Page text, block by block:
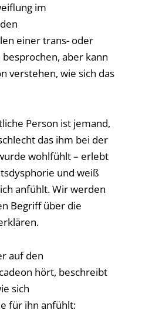
im
einer trans- oder
aber kann
verstehen, wie sich das
Person ist jemand,
das ihm bei der
wohlfühlt – erlebt
und weiß
anfühlt. Wir werden
Begriff über die
auf den
hört, beschreibt
sich
für ihn anfühlt: